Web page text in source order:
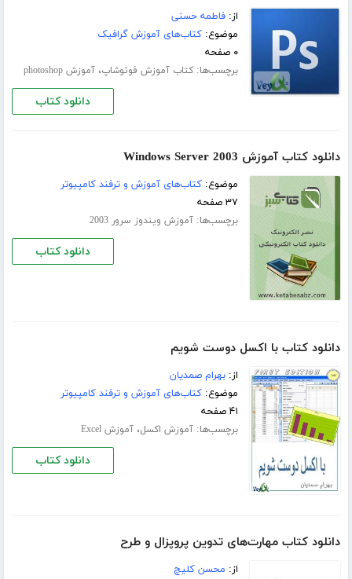
از:فاطمه حسنی
موضوع:کتاب‌های آموزش گرافیک
۰ صفحه
برچسب‌ها:کتاب آموزش فوتوشاپ،آموزش photoshop
دانلود کتاب
دانلود کتاب آموزش Windows Server 2003
موضوع:کتاب‌های آموزش و ترفند کامپیوتر
۳۷ صفحه
برچسب‌ها:آموزش ویندوز سرور 2003
دانلود کتاب
دانلود کتاب با اکسل دوست شویم
از:بهرام صمدیان
موضوع:کتاب‌های آموزش و ترفند کامپیوتر
۴۱ صفحه
برچسب‌ها:آموزش اکسل،آموزش Excel
دانلود کتاب
دانلود کتاب مهارت‌های تدوین پروپزال و طرح
از: محسن کلیچ